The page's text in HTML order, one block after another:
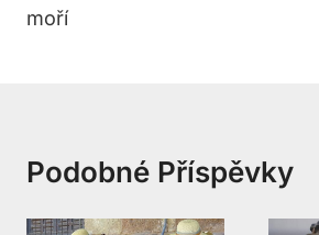
moří
Podobné Příspěvky